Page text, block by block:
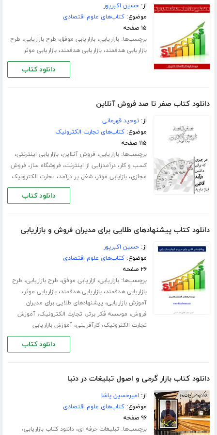
از:حسین اکبرپور
موضوع:کتاب‌های علوم اقتصادی
۱۵ صفحه
برچسب‌ها:بازاریابی،بازاریابی موفق، طرح بازاریابی، طرح
بازاریابی هدفمند،بازاریابی هدفمند،بازاریابی موثر
دانلود کتاب
دانلود کتاب صفر تا صد فروش آنلاین
از:توحید قهرمانی
موضوع:کتاب‌های تجارت الکترونیک
۱۱۵ صفحه
برچسب‌ها:بازاریابی، فروش آنلاین،بازاریابی اینترنتی،
کسب و کار،درآمدزایی از اینترنت، فروشگاه ساز، فروش
مجازی،بازایابی موثر،شغل پر درآمد، تجارت الکترونیک
دانلود کتاب
دانلود کتاب پیشنهادهای طلایی برای مدیران فروش و بازاریابی
از:حسین اکبرپور
موضوع:کتاب‌های علوم اقتصادی
۲۶ صفحه
برچسب‌ها:بازاریابی، ازاریابی موفق، طرح بازاریابی، طرح
بازاریابی هدفمند،بازاریابی هدفمند،بازاریابی موثر،
آموزش بازاریابی، پیشنهادهای طلایی برای مدیران
فروش، موسسه فکر برتر، تجارت الکترونیک،آموزش
تجارت الکترونیک،کارآفرینی،آموزش بازاریابی
دانلود کتاب
دانلود کتاب بازار گرمی و اصول تبلیغات در دنیا
از: امیرحسین پاشا
موضوع:کتاب‌های علوم اقتصادی
۹۶ صفحه
برچسب‌ها: تبلیغات حرفه ای،دانلود کتاب بازاریابی،